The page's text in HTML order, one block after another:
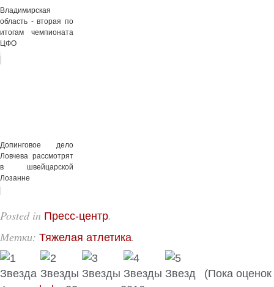
Владимирская
область - вторая по
итогам чемпионата
ЦФО
Допинговое дело
Ловчева рассмотрят
в швейцарской
Лозанне
Posted in Пресс-центр.
Метки: Тяжелая атлетика.
(Пока оценок